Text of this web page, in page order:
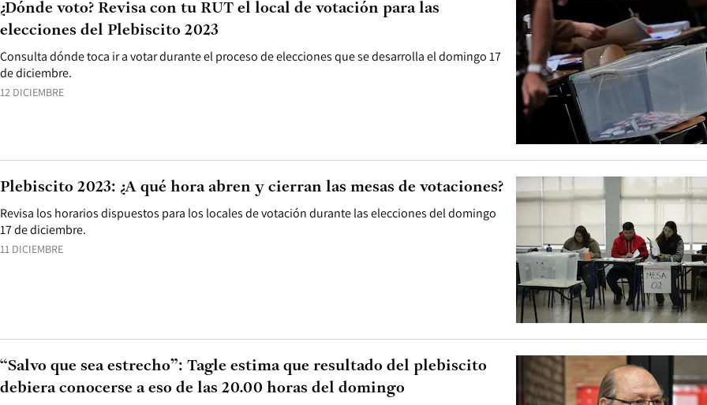
12 DICIEMBRE
Consulta dónde toca ir a votar durante el proceso de elecciones que se desarrolla el domingo 17
de diciembre.
¿Dónde voto? Revisa con tu RUT el local de votación para las
elecciones del Plebiscito 2023
11 DICIEMBRE
Revisa los horarios dispuestos para los locales de votación durante las elecciones del domingo
17 de diciembre.
Plebiscito 2023: ¿A qué hora abren y cierran las mesas de votaciones?
“Salvo que sea estrecho”: Tagle estima que resultado del plebiscito
debiera conocerse a eso de las 20.00 horas del domingo